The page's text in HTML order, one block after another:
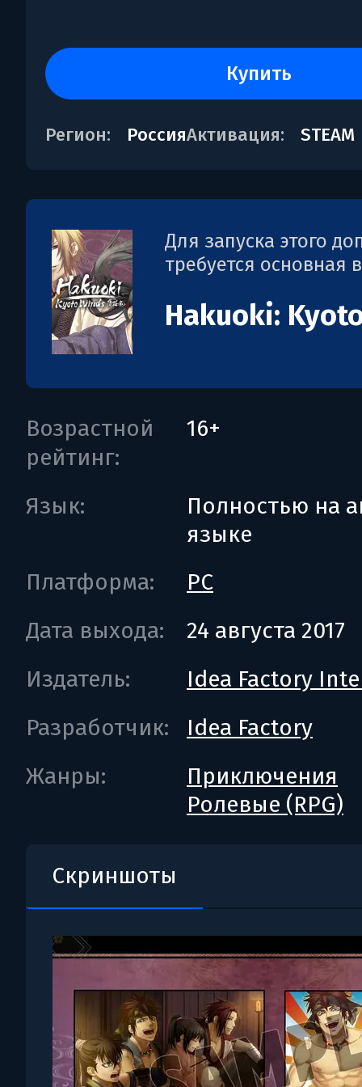
купить
Регион: РоссияАктивация: STEAM
Для запуска этого
требуется основная
Hakuoki:
Возрастной
рейтинг:
16+
Язык:
Полностью на
языке
Платформа:
PC
Дата выхода:
24 августа 2017
Издатель:
Idea Factory
Разработчик:
Idea Factory
Жанры:
Приключения
Ролевые (RPG)
Скриншоты